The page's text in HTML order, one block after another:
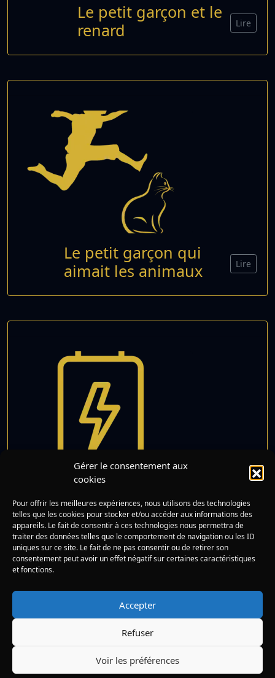
Gérer le consentement aux
cookies
Pour offrir les meilleures expériences, nous utilisons des technologies
telles que les cookies pour stocker et/ou accéder aux informations des
appareils. Le fait de consentir à ces technologies nous permettra de
traiter des données telles que le comportement de navigation ou les ID
uniques sur ce site. Le fait de ne pas consentir ou de retirer son
consentement peut avoir un effet négatif sur certaines caractéristiques
et fonctions.
Accepter
Refuser
Voir les préférences
Le petit garçon et le
renard
Lire
Le petit garçon qui
aimait les animaux
Lire
Recharger les Cœurs
Lire
Politique de cookies (UE)
© 2026 Histoire du soir -